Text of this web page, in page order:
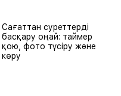
Сағаттан суреттерді
басқару оңай: таймер
қою, фото түсіру және
көру